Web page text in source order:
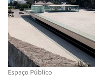
Espaço Público